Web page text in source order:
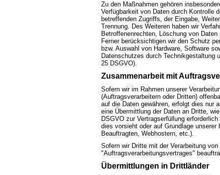
Zu den Maßnahmen gehören
Verfügbarkeit von Daten durch Kontrolle
betreffenden Zugriffs, der Eingabe,
Trennung. Des Weiteren haben wir
Betroffenenrechten, Löschung von
Ferner berücksichtigen wir den Schutz
bzw. Auswahl von Hardware, Software
Datenschutzes durch Technikgestaltung
25 DSGVO).
Zusammenarbeit mit
Sofern wir im Rahmen unserer
(Auftragsverarbeitern oder Dritten)
auf die Daten gewähren, erfolgt dies nur
eine Übermittlung der Daten an Dritte,
DSGVO zur Vertragserfüllung
dies vorsieht oder auf Grundlage
Beauftragten, Webhostern, etc.).
Sofern wir Dritte mit der Verarbeitung
"Auftragsverarbeitungsvertrages"
Übermittlungen in Drittländer